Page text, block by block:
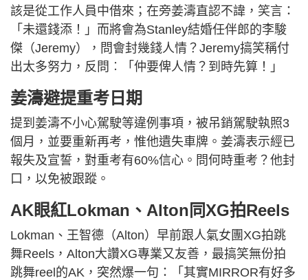
該是從工作人員中借來；在旁姜濤直認不諱，笑言：
「未還錢添！」而將會為Stanley結婚任伴郎的李駿
傑（Jeremy），問會封幾錢人情？Jeremy搞笑稱付
出太多努力，反問︰「仲要俾人情？到時先算！」
姜濤避提重考日期
提到姜濤不小心駕駛等違例事項，被吊銷駕駛執照3
個月，並要重新再考，惟他遺失車牌。姜濤表示經已
報失及宣誓，對重考有60%信心。問何時重考？他封
口，以免被跟蹤。
AK眼紅Lokman、Alton同XG拍Reels
Lokman、王智德（Alton）早前跟人氣女團XG拍跳
舞Reels，Alton大讚XG專業又友善，最搞笑無份拍
跳舞reel的AK，突然爆一句：「其實MIRROR有好多